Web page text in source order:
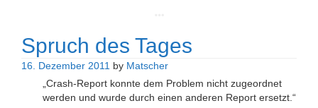
Spruch des Tages
16. Dezember 2011 by Matscher
„Crash-Report konnte dem Problem nicht zugeordnet
werden und wurde durch einen anderen Report ersetzt.“